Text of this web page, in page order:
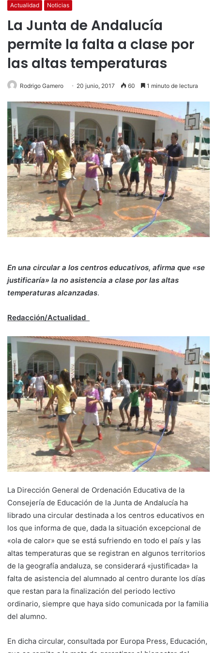
Actualidad Noticias
La Junta de Andalucía
permite la falta a clase por
las altas temperaturas
Rodrigo Gamero 20 junio, 2017 60 1 minuto de lectura
En una circular a los centros educativos, afirma que «se
justificaría» la no asistencia a clase por las altas
temperaturas alcanzadas.
Redacción/Actualidad
La Dirección General de Ordenación Educativa de la
Consejería de Educación de la Junta de Andalucía ha
librado una circular destinada a los centros educativos en
los que informa de que, dada la situación excepcional de
«ola de calor» que se está sufriendo en todo el país y las
altas temperaturas que se registran en algunos territorios
de la geografía andaluza, se considerará «justificada» la
falta de asistencia del alumnado al centro durante los días
que restan para la finalización del periodo lectivo
ordinario, siempre que haya sido comunicada por la familia
del alumno.
En dicha circular, consultada por Europa Press, Educación,